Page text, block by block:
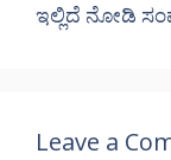
ಇಲ್ಲಿದೆ ನೋಡಿ
Leave a